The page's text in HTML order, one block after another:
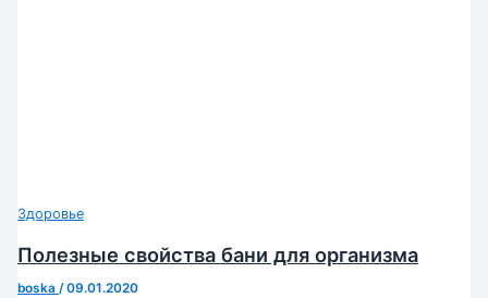
Здоровье
Полезные свойства бани для организма
boska /09.01.2020